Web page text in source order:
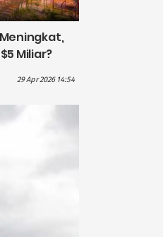
Miliar?
29 Apr 2026 14:54